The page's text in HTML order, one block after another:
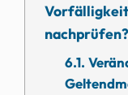
nachprüfen?